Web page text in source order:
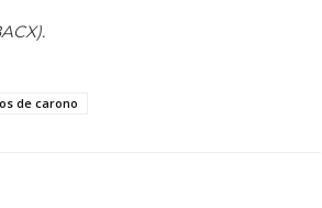
de carono